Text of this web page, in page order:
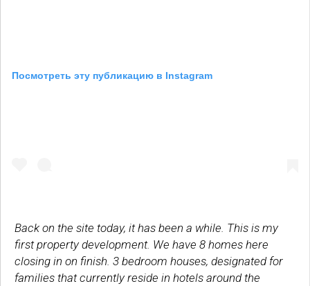
Посмотреть эту публикацию в Instagram
Back on the site today, it has been a while. This is my
first property development. We have 8 homes here
closing in on finish. 3 bedroom houses, designated for
families that currently reside in hotels around the